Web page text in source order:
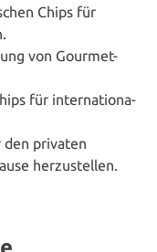
Chips für
von Gourmet-
für inter­na­tio­na­
den privaten
herzustellen.